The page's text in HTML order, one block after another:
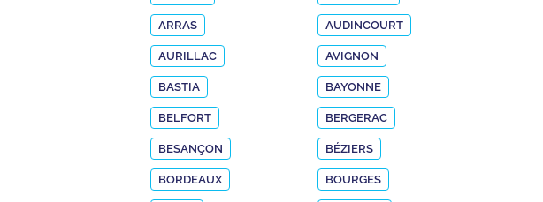
ARRAS AUDINCOURT
AURILLAC AVIGNON
BASTIA BAYONNE
BELFORT BERGERAC
BESANÇON BÉZIERS
BORDEAUX BOURGES